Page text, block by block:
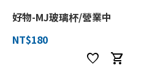
好物-MJ玻璃杯/營業中
NT$180
favorite shopping_cart